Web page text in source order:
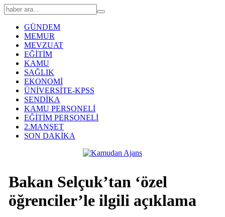
GÜNDEM
MEMUR
MEVZUAT
EĞİTİM
KAMU
SAĞLIK
EKONOMİ
ÜNİVERSİTE-KPSS
SENDİKA
KAMU PERSONELİ
EĞİTİM PERSONELİ
2.MANŞET
SON DAKİKA
Bakan Selçuk’tan ‘özel
öğrenciler’le ilgili açıklama